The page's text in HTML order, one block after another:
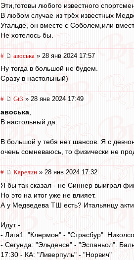
Эти,готовы любого известного
В любом случае из трёх известных
Угальде, он вместе с Соболем,или
Не хотелось бы.
# авоська » 28 янв 2024 17:57
Ну тогда в большой не будем.
Сразу в настольный)
# Gt3 » 28 янв 2024 17:49
авоська
В настольный да.
В большой у тебя нет шансов. Я с
очень сомневаюсь, то физически не
# Карелин » 28 янв 2024 17:32
Я бы так сказал - не Синнер выиграл
Но это на итог уже не влияет.
А у Медведева ТШ есть? Итальянцу
Идут -
- Лига1: "Клермон" - "Страсбур".
- Сегунда: "Эльденсе" - "Эспаньол".
17:30 - КА: "Ливерпуль" - "Норвич"